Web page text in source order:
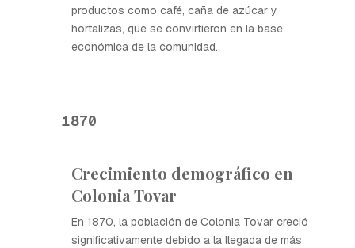
productos como café, caña de azúcar y
hortalizas, que se convirtieron en la base
económica de la comunidad.
1870
Crecimiento demográfico en
Colonia Tovar
En 1870, la población de Colonia Tovar creció
significativamente debido a la llegada de más